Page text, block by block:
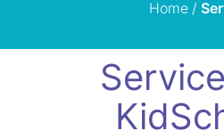
Home /